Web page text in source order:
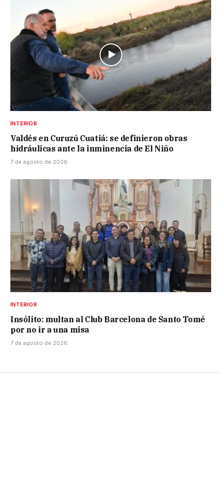
INTERIOR
Valdés en Curuzú Cuatiá: se definieron obras
hidráulicas ante la inminencia de El Niño
7 de agosto de 2026
INTERIOR
Insólito: multan al Club Barcelona de Santo Tomé
por no ir a una misa
7 de agosto de 2026